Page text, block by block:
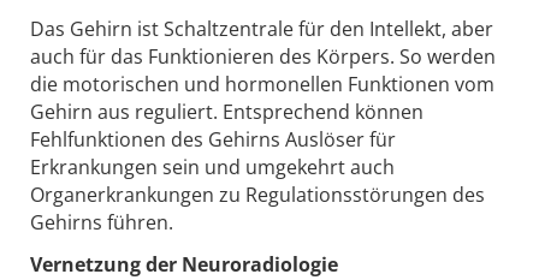
Das Gehirn ist Schaltzentrale für den Intellekt, aber
auch für das Funktionieren des Körpers. So werden
die motorischen und hormonellen Funktionen vom
Gehirn aus reguliert. Entsprechend können
Fehlfunktionen des Gehirns Auslöser für
Erkrankungen sein und umgekehrt auch
Organerkrankungen zu Regulationsstörungen des
Gehirns führen.
Vernetzung der Neuroradiologie